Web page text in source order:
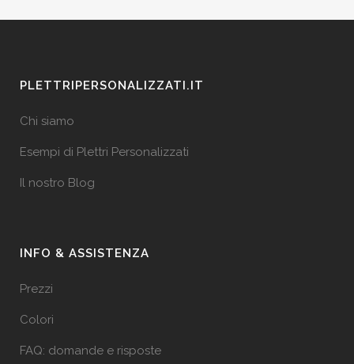
PLETTRIPERSONALIZZATI.IT
Chi siamo
Esempi di Plettri Personalizzati
Il nostro Blog
INFO & ASSISTENZA
Prezzi
Colori
FAQ: domande e risposte